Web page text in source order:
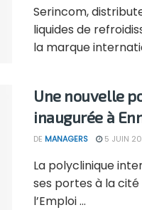
Serincom,
liquides de
la marque
Une nouvelle
inaugurée à
DE MANAGERS 5 JUIN
La polyclinique
ses portes à la
l’Emploi ...